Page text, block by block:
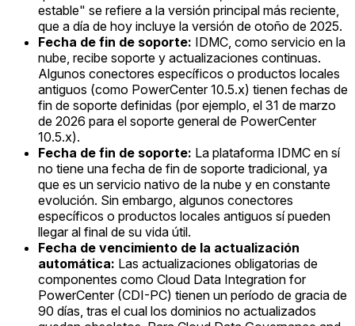
estable" se refiere a la versión principal más reciente,
que a día de hoy incluye la versión de otoño de 2025.
Fecha de fin de soporte: IDMC, como servicio en la
nube, recibe soporte y actualizaciones continuas.
Algunos conectores específicos o productos locales
antiguos (como PowerCenter 10.5.x) tienen fechas de
fin de soporte definidas (por ejemplo, el 31 de marzo
de 2026 para el soporte general de PowerCenter
10.5.x).
Fecha de fin de soporte: La plataforma IDMC en sí
no tiene una fecha de fin de soporte tradicional, ya
que es un servicio nativo de la nube y en constante
evolución. Sin embargo, algunos conectores
específicos o productos locales antiguos sí pueden
llegar al final de su vida útil.
Fecha de vencimiento de la actualización
automática: Las actualizaciones obligatorias de
componentes como Cloud Data Integration for
PowerCenter (CDI-PC) tienen un período de gracia de
90 días, tras el cual los dominios no actualizados